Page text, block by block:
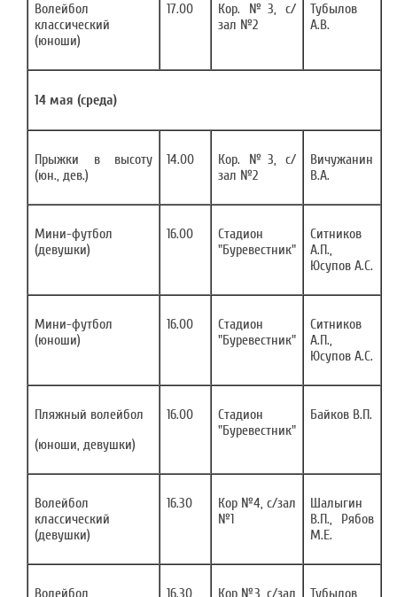
Волейбол
классический
(юноши)
17.00
Кор. №3, с/
зал №2
Тубылов
А.В.
14 мая (среда)
Прыжки в высоту
(юн., дев.)
14.00
Кор. №3, с/
зал №2
Вичужанин
В.А.
Мини-футбол
(девушки)
16.00
Стадион
"Буревестник"
Ситников
А.П.,
Юсупов А.С.
Мини-футбол
(юноши)
16.00
Стадион
"Буревестник"
Ситников
А.П.,
Юсупов А.С.
Пляжный волейбол
(юноши, девушки)
16.00
Стадион
"Буревестник"
Байков В.П.
Волейбол
классический
(девушки)
16.30
Кор №4, с/зал
№1
Шалыгин
В.П., Рябов
М.Е.
Волейбол 16.30 Кор №3, с/зал Тубылов